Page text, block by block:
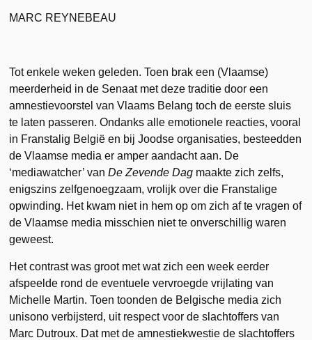
MARC REYNEBEAU
Tot enkele weken geleden. Toen brak een (Vlaamse)
meerderheid in de Senaat met deze traditie door een
amnestievoorstel van Vlaams Belang toch de eerste sluis
te laten passeren. Ondanks alle emotionele reacties, vooral
in Franstalig België en bij Joodse organisaties, besteedden
de Vlaamse media er amper aandacht aan. De
‘mediawatcher’ vanDe Zevende Dag maakte zich zelfs,
enigszins zelfgenoegzaam, vrolijk over die Franstalige
opwinding. Het kwam niet in hem op om zich af te vragen of
de Vlaamse media misschien niet te onverschillig waren
geweest.
Het contrast was groot met wat zich een week eerder
afspeelde rond de eventuele vervroegde vrijlating van
Michelle Martin. Toen toonden de Belgische media zich
unisono verbijsterd, uit respect voor de slachtoffers van
Marc Dutroux. Dat met de amnestiekwestie de slachtoffers